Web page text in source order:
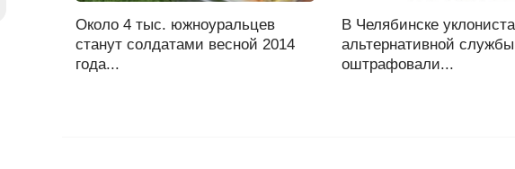
Около 4 тыс. южноуральцев
станут солдатами весной 2014
года...
В Челябинске
альтернативной службы
оштрафовали...